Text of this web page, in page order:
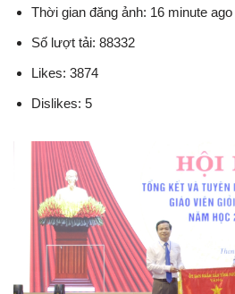
Thời gian đăng ảnh: 16 minute ago
Số lượt tải: 88332
Likes: 3874
Dislikes: 5